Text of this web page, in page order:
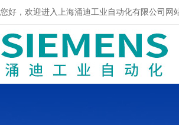
您好，欢迎进入上海涌迪工业自动化有限公司网